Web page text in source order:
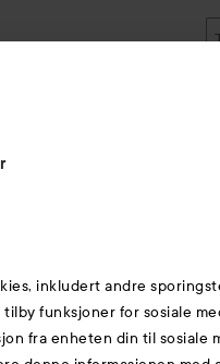
inkludert andre
funksjoner for sosiale
fra enheten din til sosiale
the World